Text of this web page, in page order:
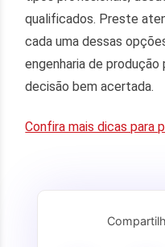
qualificados. Preste
cada uma dessas
engenharia de
decisão bem acertada.
Confira mais dicas para